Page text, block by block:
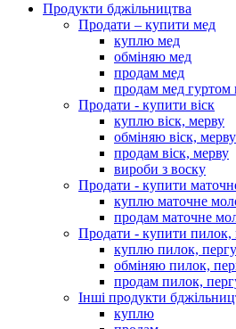
Продукти бджільництва
Продати – купити мед
куплю мед
обміняю мед
продам мед
продам мед гуртом
Продати - купити віск
куплю віск, мерву
обміняю віск, мерву
продам віск, мерву
вироби з воску
Продати - купити
куплю маточне
продам маточне
Продати - купити пилок,
куплю пилок, пергу
обміняю пилок,
продам пилок,
Інші продукти
куплю